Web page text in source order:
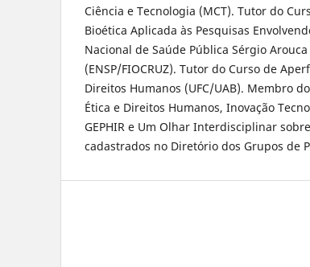
Ciência e Tecnologia (MCT). Tutor do
Bioética Aplicada às Pesquisas
Nacional de Saúde Pública Sérgio
(ENSP/FIOCRUZ). Tutor do Curso de
Direitos Humanos (UFC/UAB). Membro
Ética e Direitos Humanos, Inovação
GEPHIR e Um Olhar Interdisciplinar
cadastrados no Diretório dos Grupos de